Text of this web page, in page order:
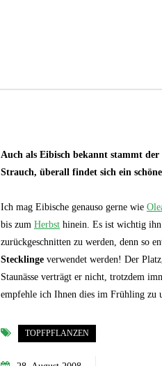
Auch als Eibisch bekannt stammt der
Strauch, überall findet sich ein
Ich mag Eibische genauso gerne wie
bis zum Herbst hinein. Es ist wichtig ihn
zurückgeschnitten zu werden, denn so
Stecklinge verwendet werden! Der
Staunässe verträgt er nicht, trotzdem
empfehle ich Ihnen dies im Frühling zu
TOPFPFLANZEN